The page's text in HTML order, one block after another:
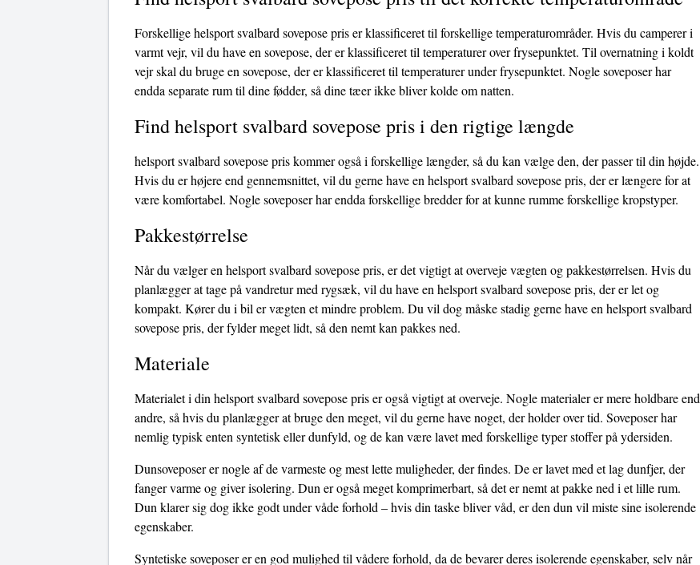
Forskellige helsport svalbard sovepose pris er klassificeret til forskellige temperaturområder. Hvis du camperer i
varmt vejr, vil du have en sovepose, der er klassificeret til temperaturer over frysepunktet. Til overnatning i koldt
vejr skal du bruge en sovepose, der er klassificeret til temperaturer under frysepunktet. Nogle soveposer har
endda separate rum til dine fødder, så dine tæer ikke bliver kolde om natten.
Find helsport svalbard sovepose pris i den rigtige længde
helsport svalbard sovepose pris kommer også i forskellige længder, så du kan vælge den, der passer til din højde.
Hvis du er højere end gennemsnittet, vil du gerne have en helsport svalbard sovepose pris, der er længere for at
være komfortabel. Nogle soveposer har endda forskellige bredder for at kunne rumme forskellige kropstyper.
Pakkestørrelse
Når du vælger en helsport svalbard sovepose pris, er det vigtigt at overveje vægten og pakkestørrelsen. Hvis du
planlægger at tage på vandretur med rygsæk, vil du have en helsport svalbard sovepose pris, der er let og
kompakt. Kører du i bil er vægten et mindre problem. Du vil dog måske stadig gerne have en helsport svalbard
sovepose pris, der fylder meget lidt, så den nemt kan pakkes ned.
Materiale
Materialet i din helsport svalbard sovepose pris er også vigtigt at overveje. Nogle materialer er mere holdbare end
andre, så hvis du planlægger at bruge den meget, vil du gerne have noget, der holder over tid. Soveposer har
nemlig typisk enten syntetisk eller dunfyld, og de kan være lavet med forskellige typer stoffer på ydersiden.
Dunsoveposer er nogle af de varmeste og mest lette muligheder, der findes. De er lavet med et lag dunfjer, der
fanger varme og giver isolering. Dun er også meget komprimerbart, så det er nemt at pakke ned i et lille rum.
Dun klarer sig dog ikke godt under våde forhold – hvis din taske bliver våd, er den dun vil miste sine isolerende
egenskaber.
Syntetiske soveposer er en god mulighed til vådere forhold, da de bevarer deres isolerende egenskaber, selv når